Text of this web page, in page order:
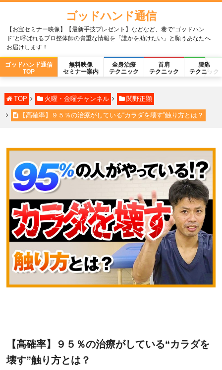
ゴッドハンド通信
【お宝セミナー映像】【最新手技プレゼント】などなど、巷で“ゴッドハン
ド”と呼ばれるプロ整体師の貴重な情報を「誰かを助けたい」と願うあなたへ
お届けします！
ゴッドハンド通信
TOP
無料映像
セミナー案内
全身治療
テクニック
首肩
テクニック
腰痛
テクニック
TOP 火曜・金曜チャンネル 関野正顕
【高確率】９５％の治療がしている“カラダを壊す”触り方とは？
【高確率】９５％の治療がしている“カラダを
壊す”触り方とは？